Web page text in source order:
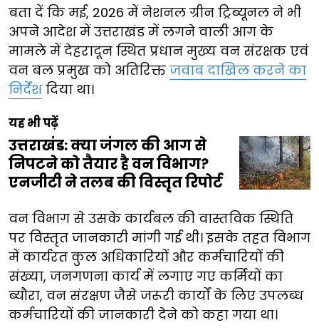
बता दें कि मई, 2026 में नेशनल ग्रीन ट्रिब्यूनल ने भी
अपने आदेश में उत्तराखंड में लगने वाली आग के
मामले में देहरादून स्थित प्रधान मुख्य वन संरक्षक एवं
वन बल प्रमुख को अतिरिक्त जवाब दाखिल करने का
निर्देशदिया था।
यह भी पढ़ें
उत्तराखंड: क्या जंगल की आग से
निपटने को तैयार है वन विभाग?
एनजीटी ने तलब की विस्तृत रिपोर्ट
वन विभाग से उसके कार्यबल की वास्तविक स्थिति
पर विस्तृत जानकारी मांगी गई थी। इसके तहत विभाग
में कार्यरत कुल अधिकारियों और कर्मचारियों की
संख्या, जनगणना कार्य में लगाए गए कर्मियों का
ब्यौरा, वन संरक्षण जैसे जरूरी कार्यों के लिए उपलब्ध
कर्मचारियों की जानकारी देने को कहा गया था।